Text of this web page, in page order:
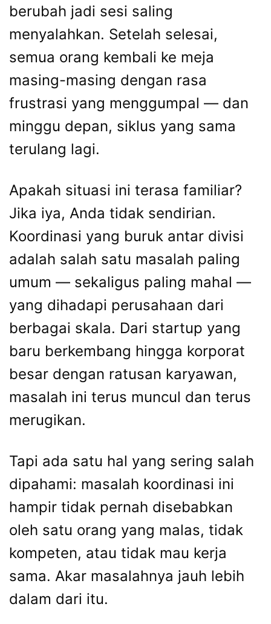
berubah jadi sesi saling
menyalahkan. Setelah selesai,
semua orang kembali ke meja
masing-masing dengan rasa
frustrasi yang menggumpal — dan
minggu depan, siklus yang sama
terulang lagi.
Apakah situasi ini terasa familiar?
Jika iya, Anda tidak sendirian.
Koordinasi yang buruk antar divisi
adalah salah satu masalah paling
umum — sekaligus paling mahal —
yang dihadapi perusahaan dari
berbagai skala. Dari startup yang
baru berkembang hingga korporat
besar dengan ratusan karyawan,
masalah ini terus muncul dan terus
merugikan.
Tapi ada satu hal yang sering salah
dipahami: masalah koordinasi ini
hampir tidak pernah disebabkan
oleh satu orang yang malas, tidak
kompeten, atau tidak mau kerja
sama. Akar masalahnya jauh lebih
dalam dari itu.